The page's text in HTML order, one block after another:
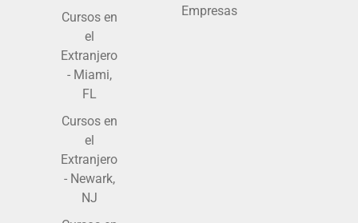
Cursos en
el
Extranjero
- Miami,
FL
Cursos en
el
Extranjero
- Newark,
NJ
Empresas